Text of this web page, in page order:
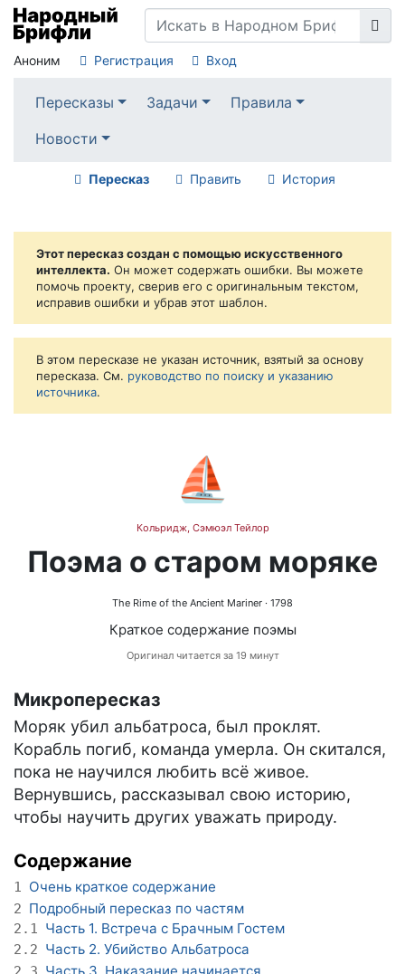
Аноним Регистрация Вход
Пересказы Задачи
Правила
Новости
Пересказ Править История
Этот пересказ создан с помощью искусственного
интеллекта. Он может содержать ошибки. Вы можете
помочь проекту, сверив его с оригинальным текстом,
исправив ошибки и убрав этот шаблон.
В этом пересказе не указан источник, взятый за основу
пересказа. См. руководство по поиску и указанию
источника.
⛵
Кольридж, Сэмюэл Тейлор
Поэма о старом моряке
The Rime of the Ancient Mariner · 1798
Краткое содержание поэмы
Оригинал читается за 19 минут
Микропересказ
Моряк убил альбатроса, был проклят.
Корабль погиб, команда умерла. Он скитался,
пока не научился любить всё живое.
Вернувшись, рассказывал свою историю,
чтобы научить других уважать природу.
Содержание
1 Очень краткое содержание
2 Подробный пересказ по частям
2.1 Часть 1. Встреча с Брачным Гостем
2.2 Часть 2. Убийство Альбатроса